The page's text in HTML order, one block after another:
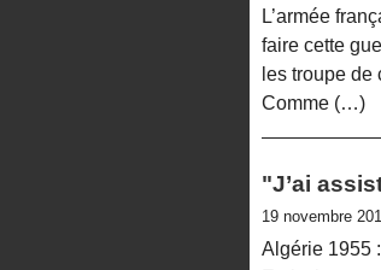
L’armée
faire cette
les troupe de
Comme (…)
"J’ai
19 novembre
Algérie 1955